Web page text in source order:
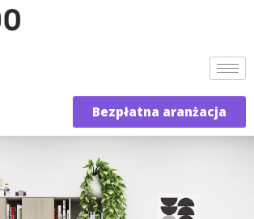
Bezpłatna aranżacja